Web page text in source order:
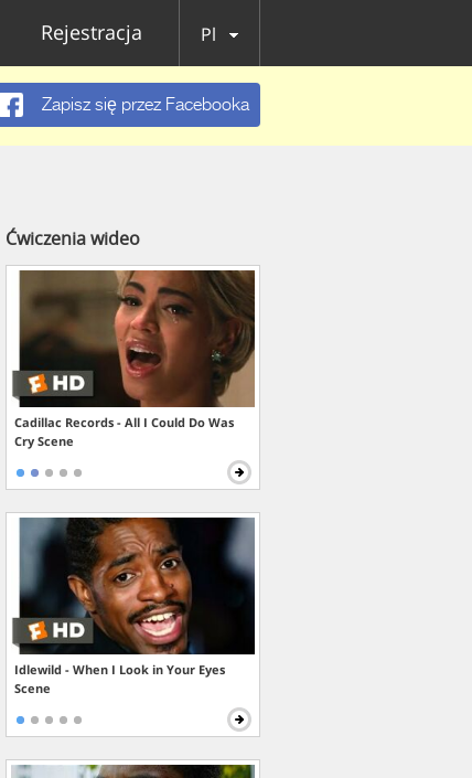
Rejestracja Pl
Zapisz się przez Facebooka
Ćwiczenia wideo
Cadillac Records - All I Could Do Was
Cry Scene
Idlewild - When I Look in Your Eyes
Scene